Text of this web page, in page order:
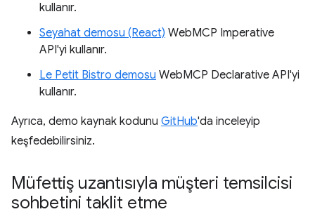
kullanır.
Seyahat demosu (React) WebMCP Imperative
API'yi kullanır.
Le Petit Bistro demosu WebMCP Declarative API'yi
kullanır.
Ayrıca, demo kaynak kodunu GitHub'da inceleyip
keşfedebilirsiniz.
Müfettiş uzantısıyla müşteri temsilcisi
sohbetini taklit etme